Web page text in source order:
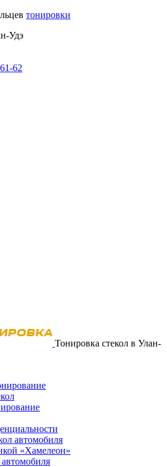
тонировки
Удэ
62
Тонировка стекол в Улан-
автомобиля
«Хамелеон»